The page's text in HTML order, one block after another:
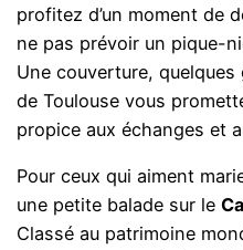
profitez d’un moment de
ne pas prévoir un pique-
Une couverture,
de Toulouse vous
propice aux échanges et
Pour ceux qui aiment
une petite balade sur le
Classé au patrimoine